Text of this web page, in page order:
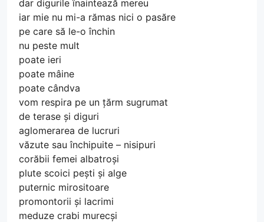
dar digurile înaintează mereu
iar mie nu mi-a rămas nici o pasăre
pe care să le-o închin
nu peste mult
poate ieri
poate mâine
poate cândva
vom respira pe un țărm sugrumat
de terase și diguri
aglomerarea de lucruri
văzute sau închipuite – nisipuri
corăbii femei albatroși
plute scoici pești și alge
puternic mirositoare
promontorii și lacrimi
meduze crabi murecși